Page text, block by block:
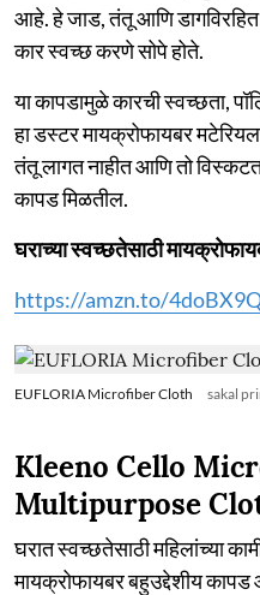
आहे. हे जाड, तंतू आणि
कार स्वच्छ करणे सोपे होते.
या कापडामुळे कारची स्वच्छता,
हा डस्टर मायक्रोफायबर
तंतू लागत नाहीत आणि तो
कापड मिळतील.
घराच्या स्वच्छतेसाठी
https://amzn.to/
EUFLORIA Microfiber Cloth sakal
Kleeno Cello
Multipurpose
घरात स्वच्छतेसाठी महिलांच्या
मायक्रोफायबर बहुउद्देशीय